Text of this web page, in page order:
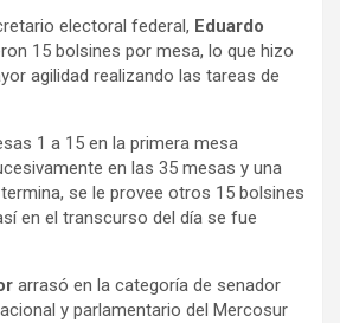
electoral federal, Eduardo
15 bolsines por mesa, lo que hizo
agilidad realizando las tareas de
1 a 15 en la primera mesa
en las 35 mesas y una
se le provee otros 15 bolsines
en el transcurso del día se fue
arrasó en la categoría de senador
y parlamentario del Mercosur